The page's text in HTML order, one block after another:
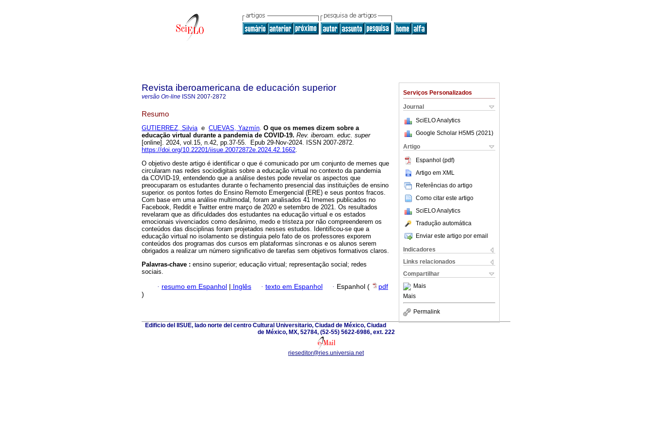
Serviços Personalizados
Journal
SciELO Analytics
Google Scholar H5M5 (2021 )
Artigo
Espanhol (pdf)
Artigo em XML
Referências do artigo
Como citar este artigo
SciELO Analytics
Tradução automática
Enviar este artigo por email
Indicadores
Links relacionados
Compartilhar
Mais
Mais
Permalink
Revista iberoamericana de educación superior
versão On-line ISSN 2007-2872
Resumo
GUTIERREZ, Silviae CUEVAS, Yazmín. O que os memes dizem sobre a
educação virtual durante a pandemia de COVID-19. Rev. iberoam. educ. super
[online]. 2024, vol.15, n.42, pp.37-55. Epub 29-Nov-2024. ISSN 2007-2872.
https://doi.org/10.22201/iisue.20072872e.2024.42.1662.
O objetivo deste artigo é identificar o que é comunicado por um conjunto de memes que
circularam nas redes sociodigitais sobre a educação virtual no contexto da pandemia
da COVID-19, entendendo que a análise destes pode revelar os aspectos que
preocuparam os estudantes durante o fechamento presencial das instituições de ensino
superior. os pontos fortes do Ensino Remoto Emergencial (ERE) e seus pontos fracos.
Com base em uma análise multimodal, foram analisados 41 Imemes publicados no
Facebook, Reddit e Twitter entre março de 2020 e setembro de 2021. Os resultados
revelaram que as dificuldades dos estudantes na educação virtual e os estados
emocionais vivenciados como desânimo, medo e tristeza por não compreenderem os
conteúdos das disciplinas foram projetados nesses estudos. Identificou-se que a
educação virtual no isolamento se distinguia pelo fato de os professores exporem
conteúdos dos programas dos cursos em plataformas síncronas e os alunos serem
obrigados a realizar um número significativo de tarefas sem objetivos formativos claros.
Palavras-chave : ensino superior; educação virtual; representação social; redes
sociais.
· resumo em Espanhol | Inglês · texto em Espanhol · Espanhol (
pdf
)
Edificio del IISUE, lado norte del centro Cultural Universitario, Ciudad de México, Ciudad
de México, MX, 52784, (52-55) 5622-6986, ext. 222
rieseditor@ries.universia.net